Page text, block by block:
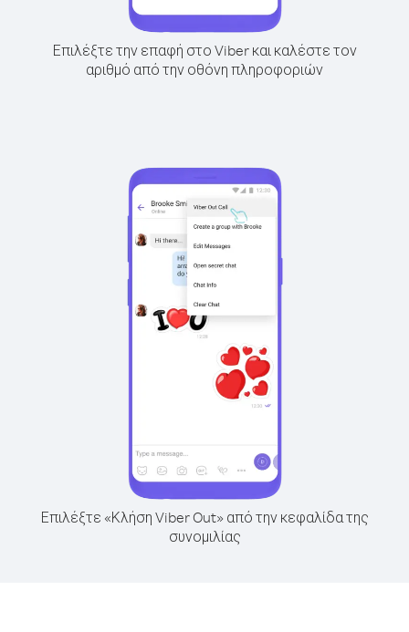
Επιλέξτε την επαφή στο Viber και καλέστε τον
αριθμό από την οθόνη πληροφοριών
Επιλέξτε «Κλήση Viber Out» από την κεφαλίδα της
συνομιλίας